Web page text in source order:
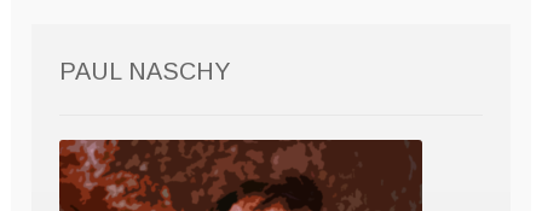
PAUL NASCHY